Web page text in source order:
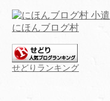
にほんブログ村
せどりランキング